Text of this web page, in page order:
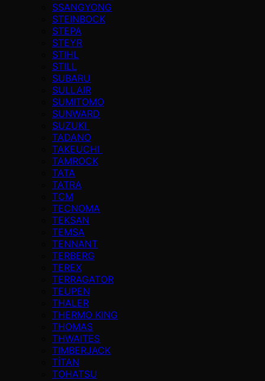
SSANGYONG
STEINBOCK
STEPA
STEYR
STIHL
STILL
SUBARU
SULLAIR
SUMITOMO
SUNWARD
SUZUKI
TADANO
TAKEUCHI
TAMROCK
TATA
TATRA
TCM
TECNOMA
TEKSAN
TEMSA
TENNANT
TERBERG
TEREX
TERRAGATOR
TEUPEN
THALER
THERMO KING
THOMAS
THWAITES
TIMBERJACK
TİTAN
TOHATSU